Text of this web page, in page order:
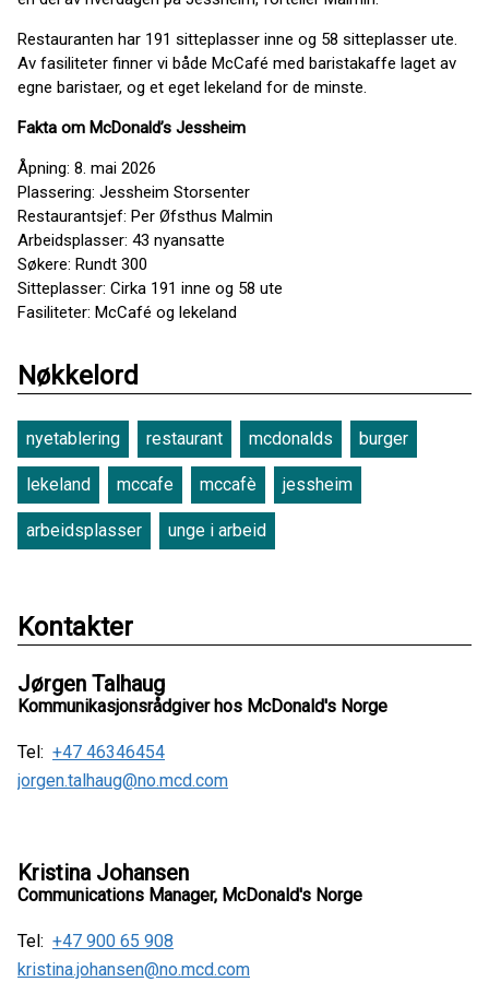
Restauranten har 191 sitteplasser inne og 58 sitteplasser ute.
Av fasiliteter finner vi både McCafé med baristakaffe laget av
egne baristaer, og et eget lekeland for de minste.
Fakta om McDonald’s Jessheim
Åpning: 8. mai 2026
Plassering: Jessheim Storsenter
Restaurantsjef: Per Øfsthus Malmin
Arbeidsplasser: 43 nyansatte
Søkere: Rundt 300
Sitteplasser: Cirka 191 inne og 58 ute
Fasiliteter: McCafé og lekeland
Nøkkelord
nyetablering restaurant mcdonalds burger
lekeland mccafe mccafè jessheim
arbeidsplasser unge i arbeid
Kontakter
Jørgen Talhaug
Kommunikasjonsrådgiver hos McDonald's Norge
Tel: +47 46346454
jorgen.talhaug@no.mcd.com
Kristina Johansen
Communications Manager, McDonald's Norge
Tel: +47 900 65 908
kristina.johansen@no.mcd.com